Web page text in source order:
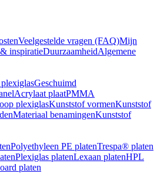
Veelgestelde vragen (FAQ)Mijn
inspiratieDuurzaamheidAlgemene
Geschuimd
Acrylaat plaatPMMA
plexiglasKunststof vormenKunststof
Materiaal benamingenKunststof
Polyethyleen PE platenTrespa® platen
Plexiglas platenLexaan platenHPL
platen